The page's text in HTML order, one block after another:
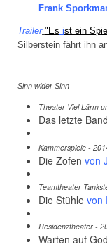
Frank
Trailer "Es ist ein
Silberstein fährt ihn
Sinn wider Sinn
Theater Viel Lärm
Das letzte Band
Kammerspiele -
Die Zofen von
Teamtheater
Die Stühle von
Residenztheater -
Warten auf